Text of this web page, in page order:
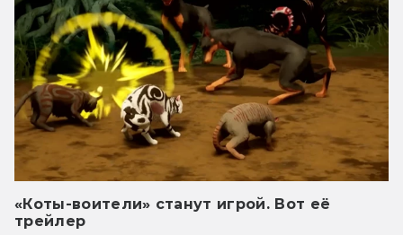
«Коты-воители» станут игрой. Вот её
трейлер